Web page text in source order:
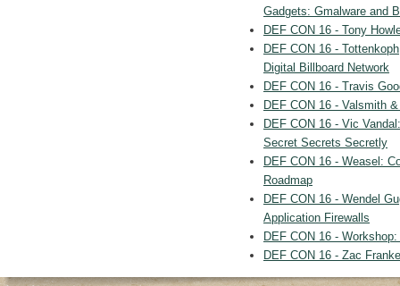
Gadgets: Gmalware and
DEF CON 16 - Tony
DEF CON 16 -
Digital Billboard Network
DEF CON 16 - Travis
DEF CON 16 - Valsmith
DEF CON 16 - Vic
Secret Secrets Secretly
DEF CON 16 - Weasel:
Roadmap
DEF CON 16 - Wendel
Application Firewalls
DEF CON 16 -
DEF CON 16 - Zac